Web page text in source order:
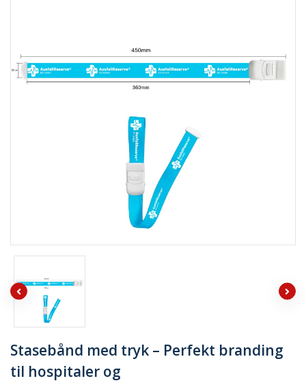
Stasebånd med tryk – Perfekt branding
til hospitaler og